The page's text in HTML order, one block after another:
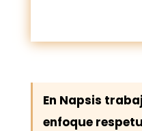
En Napsis
enfoque